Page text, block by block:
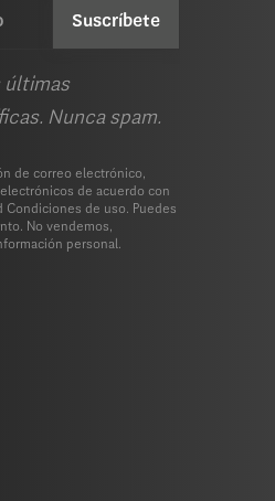
últimas
Nunca spam.
de correo electrónico,
de acuerdo con
Condiciones de uso. Puedes
No vendemos,
personal.